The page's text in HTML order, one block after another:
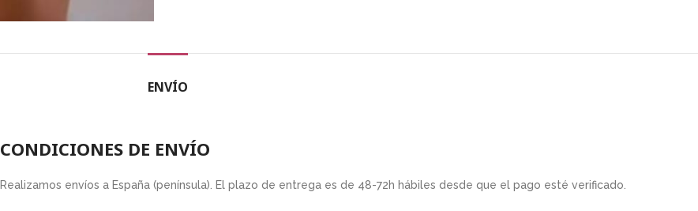
ENVÍO
CONDICIONES DE ENVÍO
Realizamos envíos a España (península). El plazo de entrega es de 48-72h hábiles desde que el pago esté verificado.